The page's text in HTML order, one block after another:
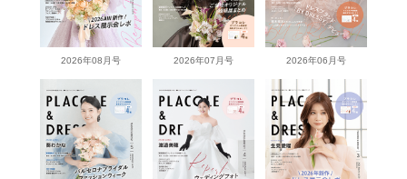
2026年08月号 2026年07月号 2026年06月号